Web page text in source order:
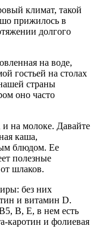
климат, такой
прижилось в
долгого
на воде,
гостьей на столах
страны
оно часто
на молоке. Давайте
каша,
блюдом. Ее
полезные
шлаков.
без них
и витамин D.
В, Е, в нем есть
каротин и фолиевая